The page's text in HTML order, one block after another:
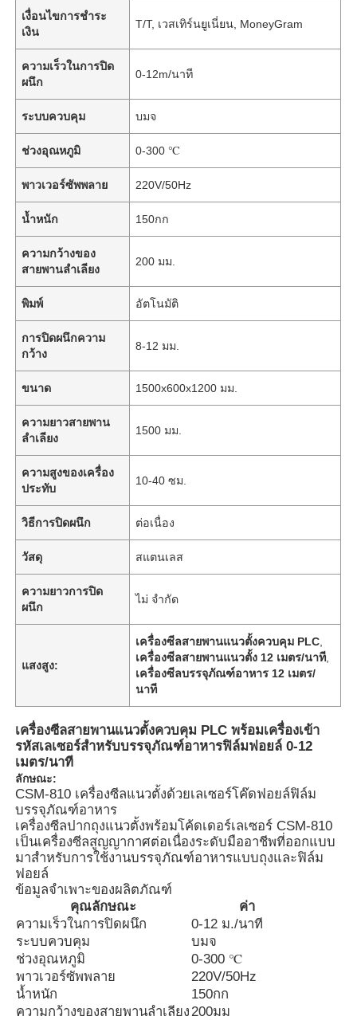
บ้าน
ผลิตภัณฑ์
เกี่ยวกับเรา
ทัวร์โรงงาน
เงื่อนไขการชำระ
เงิน
T/T, เวสเทิร์นยูเนี่ยน, MoneyGram
ความเร็วในการปิด
ผนึก
0-12m/นาที
ระบบควบคุม บมจ
ช่วงอุณหภูมิ 0-300 ℃
พาวเวอร์ซัพพลาย 220V/50Hz
น้ำหนัก 150กก
ความกว้างของ
สายพานลำเลียง
200 มม.
พิมพ์ อัตโนมัติ
การปิดผนึกความ
กว้าง
8-12 มม.
ขนาด 1500x600x1200 มม.
ความยาวสายพาน
ลำเลียง
1500 มม.
ความสูงของเครื่อง
ประทับ
10-40 ซม.
วิธีการปิดผนึก ต่อเนื่อง
วัสดุ สแตนเลส
ความยาวการปิด
ผนึก
ไม่ จำกัด
แสงสูง:
เครื่องซีลสายพานแนวตั้งควบคุม PLC
เครื่องซีลสายพานแนวตั้ง 12 เมตร/นาที
เครื่องซีลบรรจุภัณฑ์อาหาร 12 เมตร/
นาที
เครื่องซีลสายพานแนวตั้งควบคุม PLC พร้อมเครื่องเข้า
รหัสเลเซอร์สำหรับบรรจุภัณฑ์อาหารฟิล์มฟอยล์ 0-12
เมตร/นาที
ลักษณะ:
CSM-810 เครื่องซีลแนวตั้งด้วยเลเซอร์โค๊ดฟอยล์ฟิล์ม
บรรจุภัณฑ์อาหาร
เครื่องซีลปากถุงแนวตั้งพร้อมโค้ดเดอร์เลเซอร์ CSM-810
เป็นเครื่องซีลสูญญากาศต่อเนื่องระดับมืออาชีพที่ออกแบบ
มาสำหรับการใช้งานบรรจุภัณฑ์อาหารแบบถุงและฟิล์ม
ฟอยล์
ข้อมูลจำเพาะของผลิตภัณฑ์
คุณลักษณะ
ค่า
ความเร็วในการปิดผนึก
0-12 ม./นาที
ระบบควบคุม
บมจ
ช่วงอุณหภูมิ
0-300 ℃
พาวเวอร์ซัพพลาย
220V/50Hz
น้ำหนัก
150กก
ความกว้างของสายพานลำเลียง 200มม